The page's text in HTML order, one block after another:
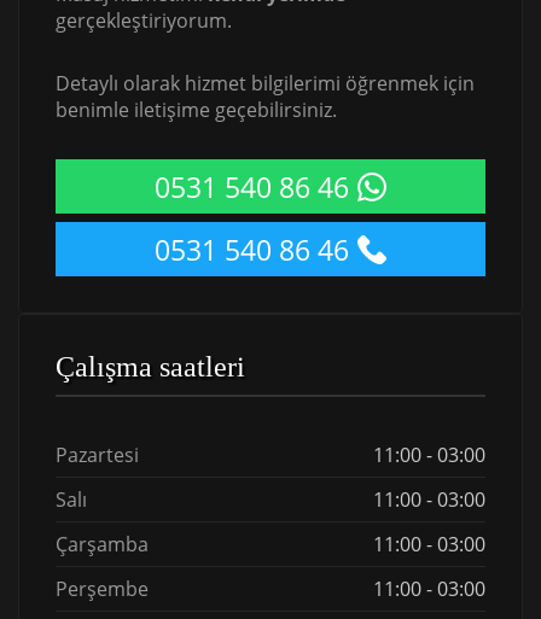
gerçekleştiriyorum.
Detaylı olarak hizmet bilgilerimi öğrenmek için
benimle iletişime geçebilirsiniz.
0531 540 86 46
0531 540 86 46
Çalışma saatleri
Pazartesi
11:00 - 03:00
Salı
11:00 - 03:00
Çarşamba
11:00 - 03:00
Perşembe
11:00 - 03:00